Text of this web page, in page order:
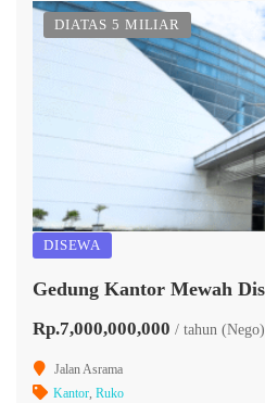
DIATAS 5 MILIAR
DISEWA
Rp.7,000,000,000 / tahun (Nego)
Jalan Asrama
Kantor, Ruko